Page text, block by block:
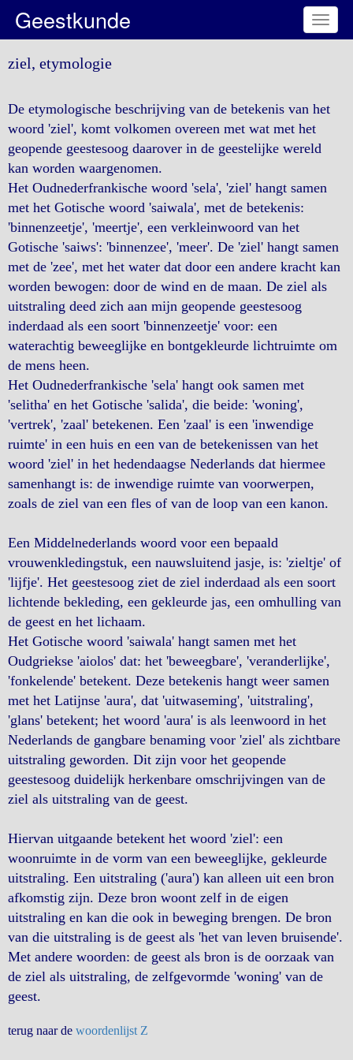
Toggle
Geestkunde
ziel, etymologie
De etymologische beschrijving van de betekenis van het
woord 'ziel', komt volkomen overeen met wat met het
geopende geestesoog daarover in de geestelijke wereld
kan worden waargenomen.
Het Oudnederfrankische woord 'sela', 'ziel' hangt samen
met het Gotische woord 'saiwala', met de betekenis:
'binnenzeetje', 'meertje', een verkleinwoord van het
Gotische 'saiws': 'binnenzee', 'meer'. De 'ziel' hangt samen
met de 'zee', met het water dat door een andere kracht kan
worden bewogen: door de wind en de maan. De ziel als
uitstraling deed zich aan mijn geopende geestesoog
inderdaad als een soort 'binnenzeetje' voor: een
waterachtig beweeglijke en bontgekleurde lichtruimte om
de mens heen.
Het Oudnederfrankische 'sela' hangt ook samen met
'selitha' en het Gotische 'salida', die beide: 'woning',
'vertrek', 'zaal' betekenen. Een 'zaal' is een 'inwendige
ruimte' in een huis en een van de betekenissen van het
woord 'ziel' in het hedendaagse Nederlands dat hiermee
samenhangt is: de inwendige ruimte van voorwerpen,
zoals de ziel van een fles of van de loop van een kanon.
Een Middelnederlands woord voor een bepaald
vrouwenkledingstuk, een nauwsluitend jasje, is: 'zieltje' of
'lijfje'. Het geestesoog ziet de ziel inderdaad als een soort
lichtende bekleding, een gekleurde jas, een omhulling van
de geest en het lichaam.
Het Gotische woord 'saiwala' hangt samen met het
Oudgriekse 'aiolos' dat: het 'beweegbare', 'veranderlijke',
'fonkelende' betekent. Deze betekenis hangt weer samen
met het Latijnse 'aura', dat 'uitwaseming', 'uitstraling',
'glans' betekent; het woord 'aura' is als leenwoord in het
Nederlands de gangbare benaming voor 'ziel' als zichtbare
uitstraling geworden. Dit zijn voor het geopende
geestesoog duidelijk herkenbare omschrijvingen van de
ziel als uitstraling van de geest.
Hiervan uitgaande betekent het woord 'ziel': een
woonruimte in de vorm van een beweeglijke, gekleurde
uitstraling. Een uitstraling ('aura') kan alleen uit een bron
afkomstig zijn. Deze bron woont zelf in de eigen
uitstraling en kan die ook in beweging brengen. De bron
van die uitstraling is de geest als 'het van leven bruisende'.
Met andere woorden: de geest als bron is de oorzaak van
de ziel als uitstraling, de zelfgevormde 'woning' van de
geest.
terug naar de woordenlijst Z